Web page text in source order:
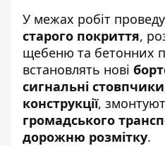
У межах робіт
старого покриття,
щебеню та бетонних
встановлять нові
сигнальні
конструкції,
громадського
дорожню розмітку.